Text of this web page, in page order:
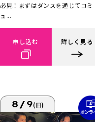
必見！まずはダンスを通じてコミ
ュ...
申し込む 詳しく見る
8/9(日)